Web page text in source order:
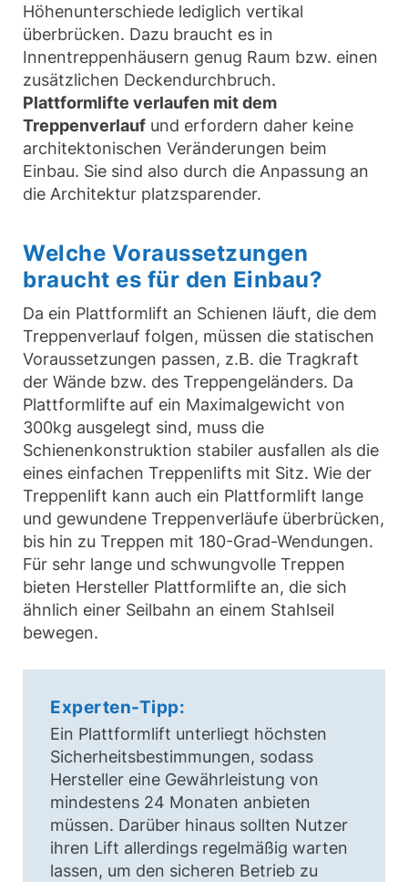
Höhenunterschiede lediglich vertikal
überbrücken. Dazu braucht es in
Innentreppenhäusern genug Raum bzw. einen
zusätzlichen Deckendurchbruch.
Plattformlifte verlaufen mit dem
Treppenverlauf und erfordern daher keine
architektonischen Veränderungen beim
Einbau. Sie sind also durch die Anpassung an
die Architektur platzsparender.
Welche Voraussetzungen
braucht es für den Einbau?
Da ein Plattformlift an Schienen läuft, die dem
Treppenverlauf folgen, müssen die statischen
Voraussetzungen passen, z.B. die Tragkraft
der Wände bzw. des Treppengeländers. Da
Plattformlifte auf ein Maximalgewicht von
300kg ausgelegt sind, muss die
Schienenkonstruktion stabiler ausfallen als die
eines einfachen Treppenlifts mit Sitz. Wie der
Treppenlift kann auch ein Plattformlift lange
und gewundene Treppenverläufe überbrücken,
bis hin zu Treppen mit 180-Grad-Wendungen.
Für sehr lange und schwungvolle Treppen
bieten Hersteller Plattformlifte an, die sich
ähnlich einer Seilbahn an einem Stahlseil
bewegen.
Experten-Tipp:
Ein Plattformlift unterliegt höchsten
Sicherheitsbestimmungen, sodass
Hersteller eine Gewährleistung von
mindestens 24 Monaten anbieten
müssen. Darüber hinaus sollten Nutzer
ihren Lift allerdings regelmäßig warten
lassen, um den sicheren Betrieb zu